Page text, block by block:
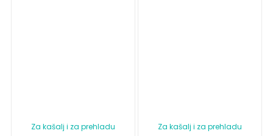
Za kašalj i za prehladu Za kašalj i za prehladu